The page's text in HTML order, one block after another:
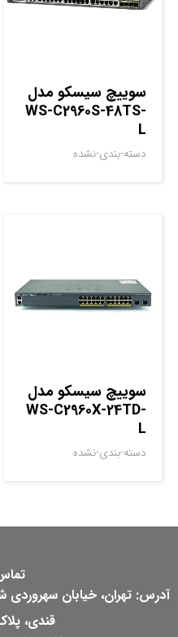
سوييچ سيسکو مدل
WS-C2960S-48TS-
L
دسته-بندی-نشده
سوييچ سيسکو مدل
WS-C2960X-24TD-
L
دسته-بندی-نشده
آدرس: تهران، خیابان سهروردی
قندی، پلاک 26